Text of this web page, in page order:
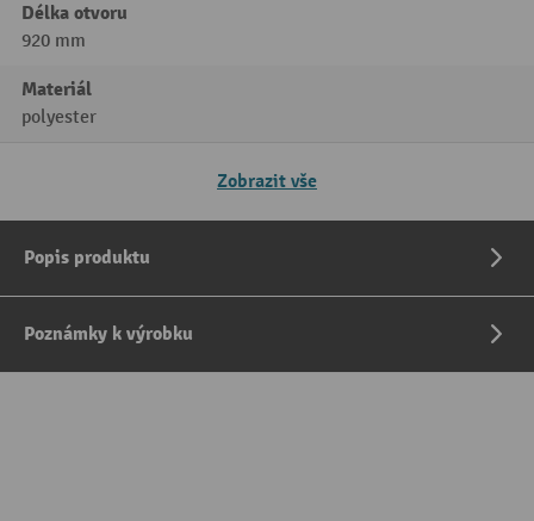
Délka otvoru
920 mm
Materiál
polyester
Zobrazit vše
Popis produktu
Poznámky k výrobku